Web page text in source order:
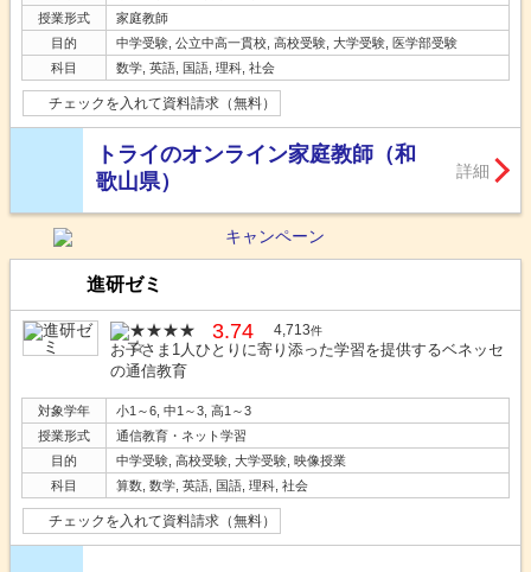
授業形式
家庭教師
目的
中学受験, 公立中高一貫校, 高校受験, 大学受験, 医学部受験
科目
数学, 英語, 国語, 理科, 社会
チェックを入れて資料請求（無料）
トライのオンライン家庭教師（和
歌山県）
詳細
進研ゼミ
3.74 4,713件
お子さま1人ひとりに寄り添った学習を提供するベネッセ
の通信教育
対象学年
小1～6, 中1～3, 高1～3
授業形式
通信教育・ネット学習
目的
中学受験, 高校受験, 大学受験, 映像授業
科目
算数, 数学, 英語, 国語, 理科, 社会
チェックを入れて資料請求（無料）